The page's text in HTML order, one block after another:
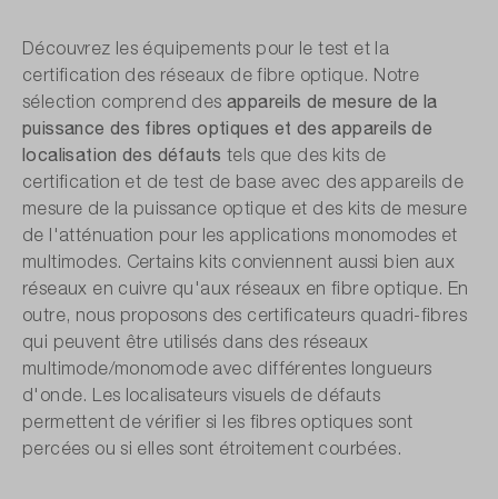
Découvrez les équipements pour le test et la
certification des réseaux de fibre optique. Notre
sélection comprend des appareils de mesure de la
puissance des fibres optiques et des appareils de
localisation des défauts tels que des kits de
certification et de test de base avec des appareils de
mesure de la puissance optique et des kits de mesure
de l'atténuation pour les applications monomodes et
multimodes. Certains kits conviennent aussi bien aux
réseaux en cuivre qu'aux réseaux en fibre optique. En
outre, nous proposons des certificateurs quadri-fibres
qui peuvent être utilisés dans des réseaux
multimode/monomode avec différentes longueurs
d'onde. Les localisateurs visuels de défauts
permettent de vérifier si les fibres optiques sont
percées ou si elles sont étroitement courbées.